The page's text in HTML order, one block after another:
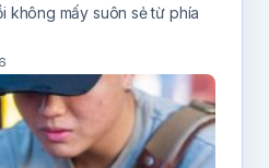
không mấy suôn sẻ từ phía